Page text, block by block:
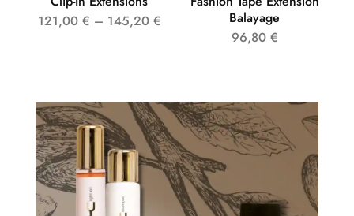
121,00 € – 145,20 €
Balayage
96,80 €